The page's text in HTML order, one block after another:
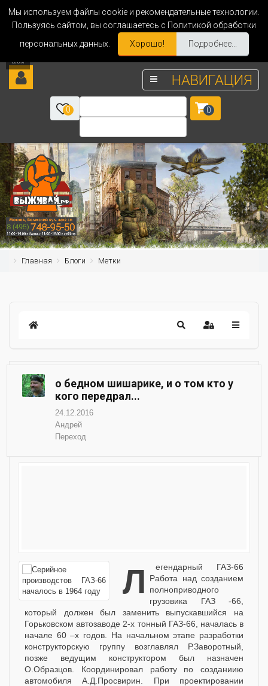
Мы используем файлы cookie и рекомендательные технологии.
Пользуясь сайтом, вы соглашаетесь с Политикой обработки
персональных данных.
Хорошо! Подробнее...
НАВИГАЦИЯ
0 0
Главная Блоги Метки
о бедном шишарике, и о том кто у
кого передрал...
24.12.2016
Андрей
Переход
Легендарный ГАЗ-66
Работа над созданием
полноприводного
грузовика ГАЗ -66,
который должен был заменить выпускавшийся на
Горьковском автозаводе 2-х тонный ГАЗ-66, началась в
начале 60 –х годов. На начальном этапе разработки
конструкторскую группу возглавлял Р.Заворотный,
позже ведущим конструктором был назначен
О.Образцов. Координировал работу по созданиию
автомобиля А.Д.Просвирин. При проектировании